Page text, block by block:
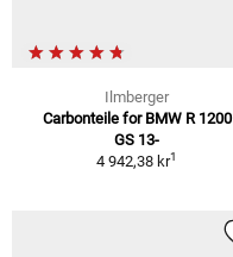
Ilmberger
Carbonteile for BMW R 1200
GS 13-
4 942,38 kr1